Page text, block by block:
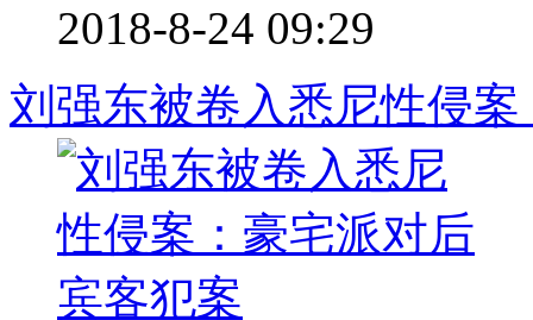
2018-8-24 09:29
刘强东被卷入悉尼性侵